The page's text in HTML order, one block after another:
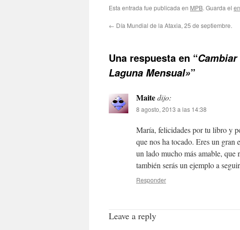
Esta entrada fue publicada en MPB. Guarda el
← Día Mundial de la Ataxia, 25 de septiembre.
Una respuesta en “
Laguna Mensual»”
Maitedijo:
8 agosto, 2013 a las 14:38
María, felicidades por tu libro y
que nos ha tocado. Eres un gran
un lado mucho más amable, que
también serás un ejemplo a
Responder
Leave a reply